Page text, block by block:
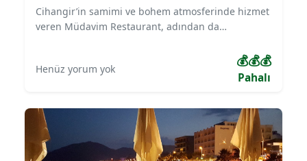
Cihangir’in samimi ve bohem atmosferinde hizmet
veren Müdavim Restaurant, adından da
sıcak bir mekandır. Geleneksel Türk mutfağı, meze
çeşitleri ve deniz ürünleriyle öne çıkar. Sohbet
menüsüyle hem yerli hem yabancı misafirlerin
gözdesidir.
Henüz yorum yok 💰💰💰
Pahalı